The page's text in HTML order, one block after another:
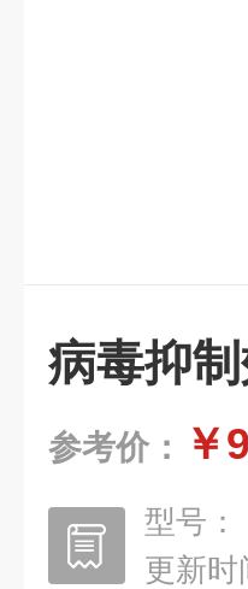
病毒抑
参考价： ￥
型号：
更新时